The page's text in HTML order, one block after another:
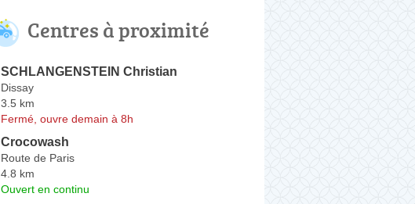
Centres à proximité
SCHLANGENSTEIN Christian
Dissay
3.5 km
Fermé, ouvre demain à 8h
Crocowash
Route de Paris
4.8 km
Ouvert en continu